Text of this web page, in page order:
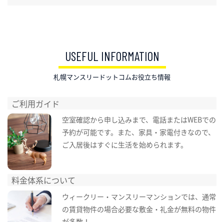
USEFUL INFORMATION
札幌マンスリードットコムお役立ち情報
ご利用ガイド
空室確認から申し込みまで、電話またはWEBでの
予約が可能です。また、家具・家電付きなので、
ご入居後はすぐに生活を始められます。
料金体系について
ウィークリー・マンスリーマンションでは、通常
の賃貸物件の場合必要な敷金・礼金が無料の物件